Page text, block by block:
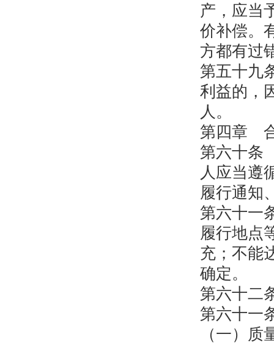
产，应当
价补偿。
方都有过
第五十九
利益的，
人。
第四章
第六十条
人应当遵
履行通知
第六十一
履行地点
充；不能
确定。
第六十二
第六十一
（一）